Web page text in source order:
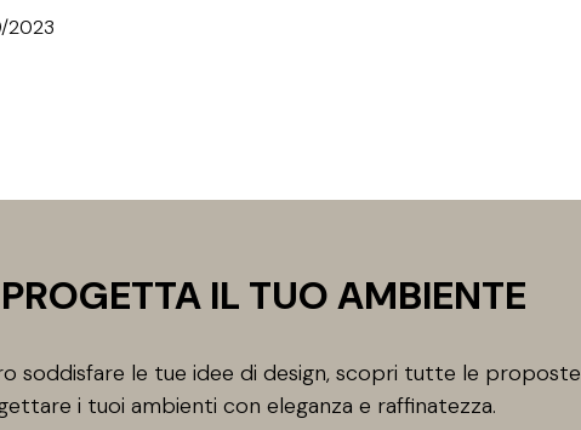
2023
IL TUO AMBIENTE
soddisfare le tue idee di design, scopri tutte le proposte
i tuoi ambienti con eleganza e raffinatezza.